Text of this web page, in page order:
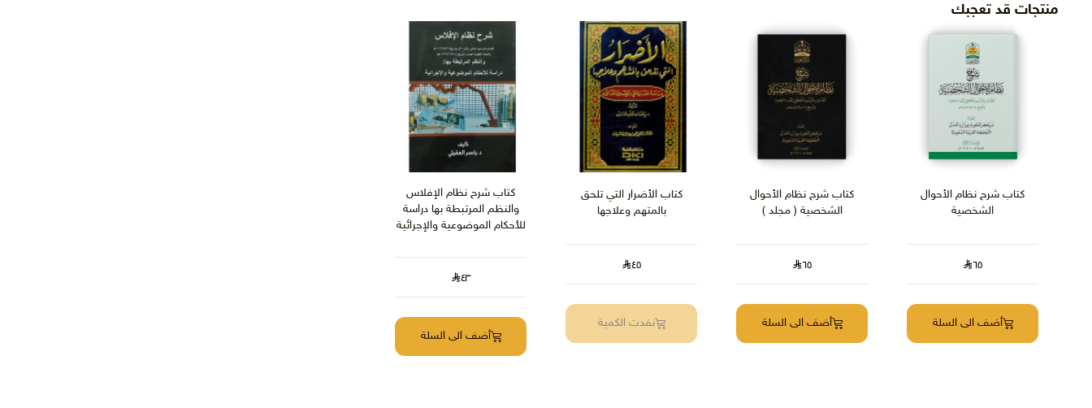
منتجات قد تعجبك
كتاب شرح نظام الأحوال
الشخصية
٦٥
أضف الى السلة
كتاب شرح نظام الأحوال
الشخصية ( مجلد )
٦٥
أضف الى السلة
كتاب الأضرار التي تلحق
بالمتهم وعلاجها
٤٥
نفدت الكمية
كتاب شرح نظام الإفلاس
والنظم المرتبطة بها دراسة
للأحكام الموضوعية والإجرائية
٤٣
أضف الى السلة